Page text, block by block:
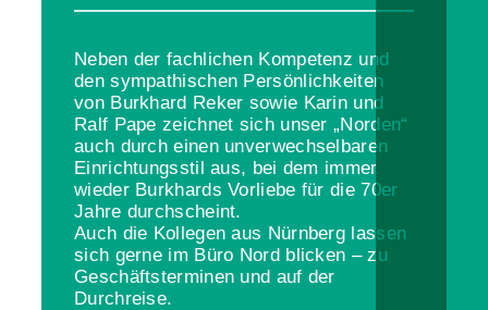
Neben der fachlichen Kompetenz und
den sympathischen Persönlichkeiten
von Burkhard Reker sowie Karin und
Ralf Pape zeichnet sich unser „Norden“
auch durch einen unverwechselbaren
Einrichtungsstil aus, bei dem immer
wieder Burkhards Vorliebe für die 70er
Jahre durchscheint.
Auch die Kollegen aus Nürnberg lassen
sich gerne im Büro Nord blicken – zu
Geschäftsterminen und auf der
Durchreise.